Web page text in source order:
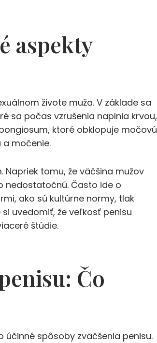
aspekty
živote muža. V základe sa
sa počas vzrušenia naplnia krvou,
ktoré obklopuje močovú
močenie.
Napriek tomu, že väčšina mužov
nedostatočnú. Často ide o
ako sú kultúrne normy, tlak
uvedomiť, že veľkosť penisu
štúdie.
Čo
spôsoby zväčšenia penisu.